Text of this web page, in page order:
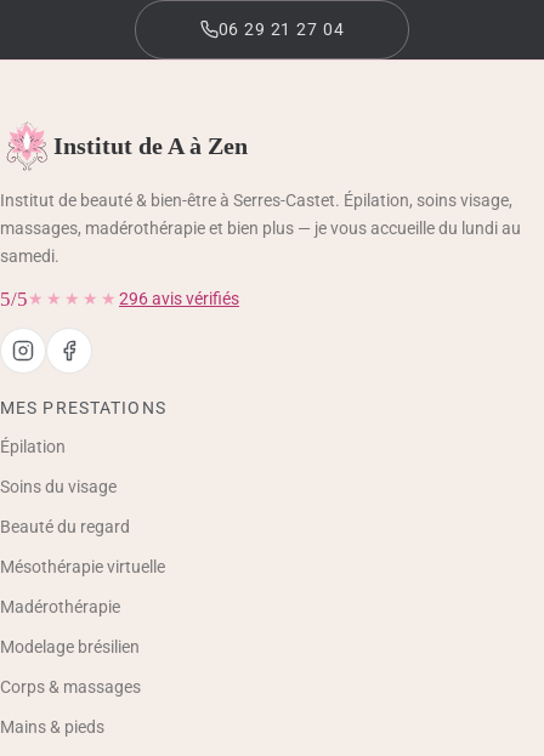
06 29 21 27 04
Institut de A à Zen
Institut de beauté & bien-être à Serres-Castet. Épilation, soins visage,
massages, madérothérapie et bien plus — je vous accueille du lundi au
samedi.
5/5★★★★★ 296 avis vérifiés
MES PRESTATIONS
Épilation
Soins du visage
Beauté du regard
Mésothérapie virtuelle
Madérothérapie
Modelage brésilien
Corps & massages
Mains & pieds